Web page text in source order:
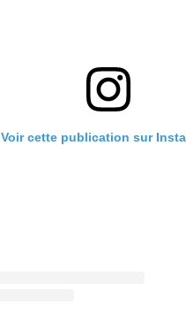
Voir cette publication sur